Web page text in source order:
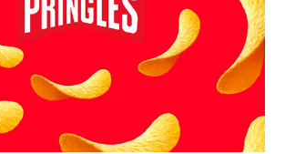
ФОТОГРАФИЯ
ТИПОГРАФИКА
ИСТОРИИ БРЕНДОВ